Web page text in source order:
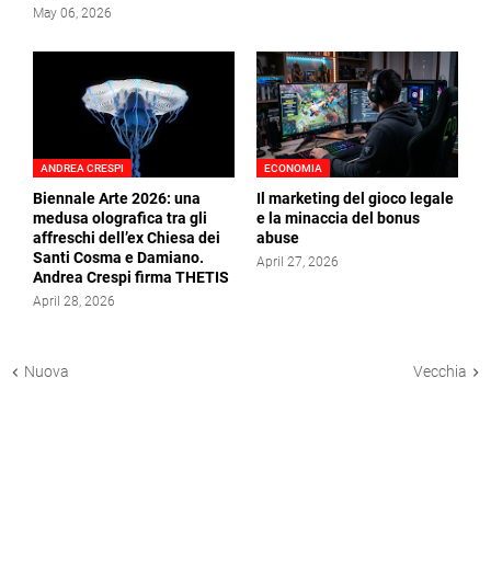
May 06, 2026
ANDREA CRESPI
Biennale Arte 2026: una
medusa olografica tra gli
affreschi dell’ex Chiesa dei
Santi Cosma e Damiano.
Andrea Crespi firma THETIS
April 28, 2026
ECONOMIA
Il marketing del gioco legale
e la minaccia del bonus
abuse
April 27, 2026
Nuova Vecchia